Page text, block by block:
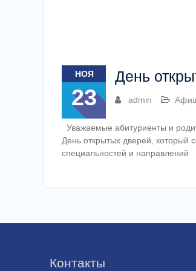
НОЯ
23
День
admin
Уважаемые абитуриенты и
День открытых дверей, который
специальностей и направлений
Контакты